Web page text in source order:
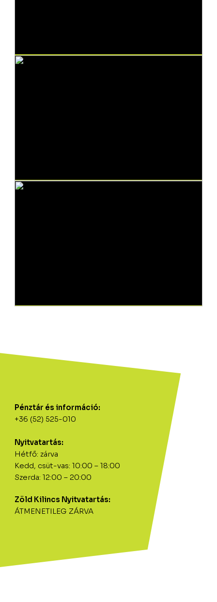
Pénztár és információ:
+36 (52) 525-010
Nyitvatartás:
Hétfő: zárva
Kedd, csüt-vas: 10:00 – 18:00
Szerda: 12:00 – 20:00
Zöld Kilincs Nyitvatartás:
ÁTMENETILEG ZÁRVA